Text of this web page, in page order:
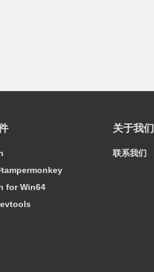
tampermonkey
for Win64
关于我们
联系我们